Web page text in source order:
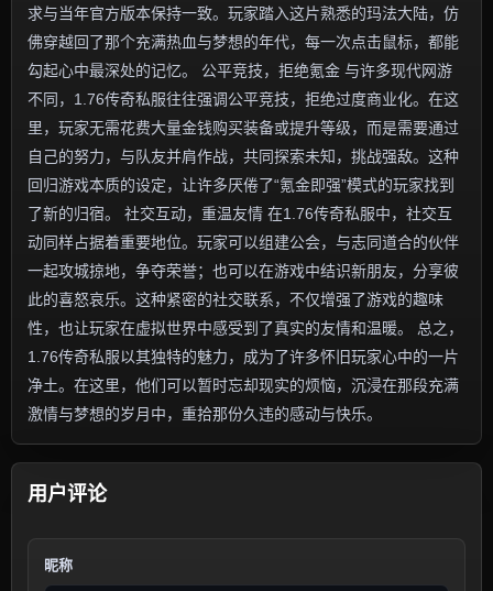
求与当年官方版本保持一致。玩家踏入这片熟悉的玛法大陆，仿
佛穿越回了那个充满热血与梦想的年代，每一次点击鼠标，都能
勾起心中最深处的记忆。 公平竞技，拒绝氪金 与许多现代网游
不同，1.76传奇私服往往强调公平竞技，拒绝过度商业化。在这
里，玩家无需花费大量金钱购买装备或提升等级，而是需要通过
自己的努力，与队友并肩作战，共同探索未知，挑战强敌。这种
回归游戏本质的设定，让许多厌倦了“氪金即强”模式的玩家找到
了新的归宿。 社交互动，重温友情 在1.76传奇私服中，社交互
动同样占据着重要地位。玩家可以组建公会，与志同道合的伙伴
一起攻城掠地，争夺荣誉；也可以在游戏中结识新朋友，分享彼
此的喜怒哀乐。这种紧密的社交联系，不仅增强了游戏的趣味
性，也让玩家在虚拟世界中感受到了真实的友情和温暖。 总之，
1.76传奇私服以其独特的魅力，成为了许多怀旧玩家心中的一片
净土。在这里，他们可以暂时忘却现实的烦恼，沉浸在那段充满
激情与梦想的岁月中，重拾那份久违的感动与快乐。
用户评论
昵称